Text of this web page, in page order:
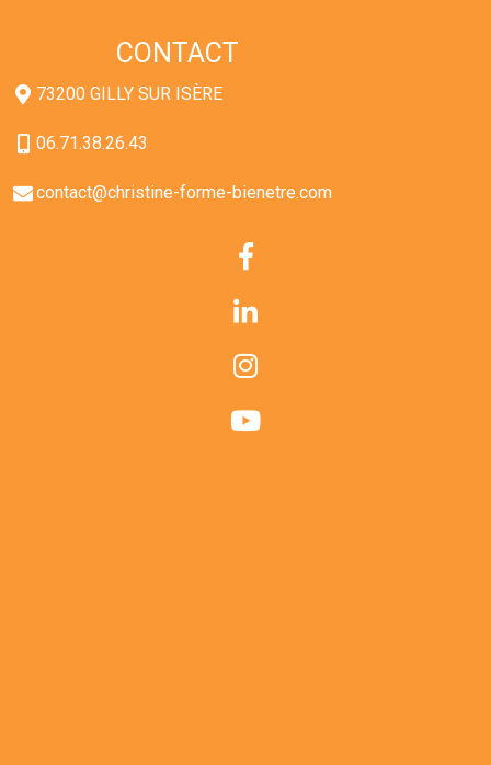
CONTACT
73200 GILLY SUR ISÈRE
06.71.38.26.43
contact@christine-forme-bienetre.com